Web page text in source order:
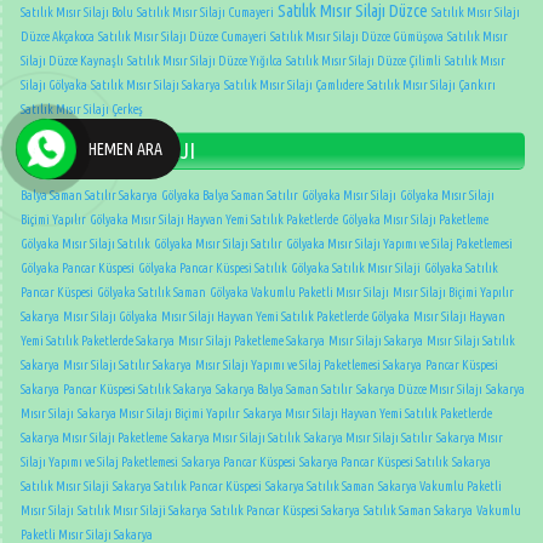
Satılık Mısır Silajı Bolu Satılık Mısır Silajı Cumayeri Satılık Mısır Silajı Düzce Satılık Mısır Silajı
Düzce Akçakoca Satılık Mısır Silajı Düzce Cumayeri Satılık Mısır Silajı Düzce Gümüşova Satılık Mısır
Silajı Düzce Kaynaşlı Satılık Mısır Silajı Düzce Yığılca Satılık Mısır Silajı Düzce Çilimli Satılık Mısır
Silajı Gölyaka Satılık Mısır Silajı Sakarya Satılık Mısır Silajı Çamlıdere Satılık Mısır Silajı Çankırı
Satılık Mısır Silajı Çerkeş
DÜZCE MISIR SİLAJI
Balya Saman Satılır Sakarya Gölyaka Balya Saman Satılır Gölyaka Mısır Silajı Gölyaka Mısır Silajı
Biçimi Yapılır Gölyaka Mısır Silajı Hayvan Yemi Satılık Paketlerde Gölyaka Mısır Silajı Paketleme
Gölyaka Mısır Silajı Satılık Gölyaka Mısır Silajı Satılır Gölyaka Mısır Silajı Yapımı ve Silaj Paketlemesi
Gölyaka Pancar Küspesi Gölyaka Pancar Küspesi Satılık Gölyaka Satılık Mısır Silaji Gölyaka Satılık
Pancar Küspesi Gölyaka Satılık Saman Gölyaka Vakumlu Paketli Mısır Silajı Mısır Silajı Biçimi Yapılır
Sakarya Mısır Silajı Gölyaka Mısır Silajı Hayvan Yemi Satılık Paketlerde Gölyaka Mısır Silajı Hayvan
Yemi Satılık Paketlerde Sakarya Mısır Silajı Paketleme Sakarya Mısır Silajı Sakarya Mısır Silajı Satılık
Sakarya Mısır Silajı Satılır Sakarya Mısır Silajı Yapımı ve Silaj Paketlemesi Sakarya Pancar Küspesi
Sakarya Pancar Küspesi Satılık Sakarya Sakarya Balya Saman Satılır Sakarya Düzce Mısır Silajı Sakarya
Mısır Silajı Sakarya Mısır Silajı Biçimi Yapılır Sakarya Mısır Silajı Hayvan Yemi Satılık Paketlerde
Sakarya Mısır Silajı Paketleme Sakarya Mısır Silajı Satılık Sakarya Mısır Silajı Satılır Sakarya Mısır
Silajı Yapımı ve Silaj Paketlemesi Sakarya Pancar Küspesi Sakarya Pancar Küspesi Satılık Sakarya
Satılık Mısır Silaji Sakarya Satılık Pancar Küspesi Sakarya Satılık Saman Sakarya Vakumlu Paketli
Mısır Silajı Satılık Mısır Silaji Sakarya Satılık Pancar Küspesi Sakarya Satılık Saman Sakarya Vakumlu
Paketli Mısır Silajı Sakarya
HEMEN ARA